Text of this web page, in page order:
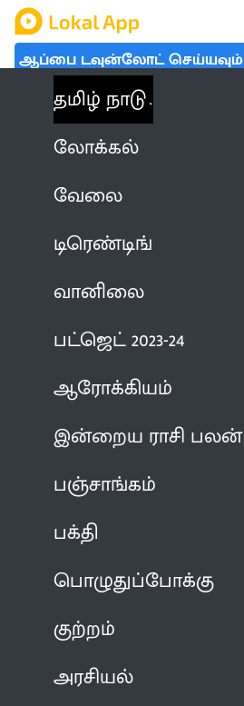
ஆப்பை டவுன்லோட் செய்யவும்
தமிழ் நாடு
லோக்கல்
வேலை
டிரெண்டிங்
வானிலை
பட்ஜெட் 2023-24
ஆரோக்கியம்
இன்றைய ராசி பலன்
பஞ்சாங்கம்
பக்தி
பொழுதுப்போக்கு
குற்றம்
அரசியல்